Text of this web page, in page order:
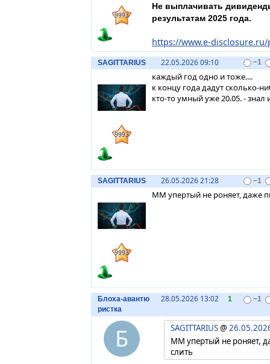
9993
Не выплачивать
результатам 2025 года.
https://www.e-disclosure.ru/
SAGITTARIUS 22.05.2026 09:10 −1
9993
каждый год одно и тоже....
к концу года дадут сколько-
кто-то умный уже 20.05. - знал
SAGITTARIUS 26.05.2026 21:28 −1
9993
ММ упертый не роняет, даже
Блоха-авантю
ристка
28.05.2026 13:02 1 −1
Б SAGITTARIUS@
ММ упертый не роняет,
слить